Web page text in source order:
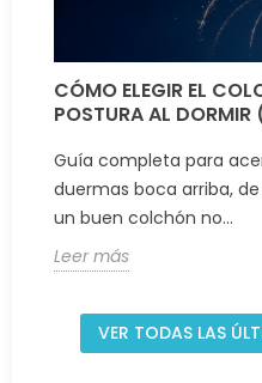
CÓMO ELEGIR EL
POSTURA AL
Guía completa para
duermas boca arriba,
un buen colchón no...
Leer más
VER TODAS LAS